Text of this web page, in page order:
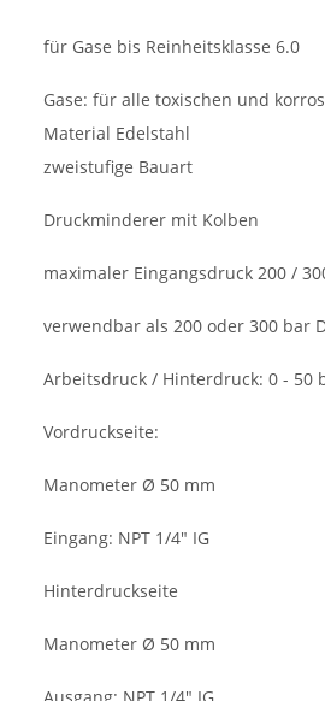
für Gase bis Reinheitsklasse 6.0
Gase: für alle toxischen und
Material Edelstahl
zweistufige Bauart
Druckminderer mit Kolben
maximaler Eingangsdruck 200 /
verwendbar als 200 oder 300 bar
Arbeitsdruck / Hinterdruck: 0 - 50
Vordruckseite:
Manometer Ø 50 mm
Eingang: NPT 1/4" IG
Hinterdruckseite
Manometer Ø 50 mm
Ausgang: NPT 1/4" IG